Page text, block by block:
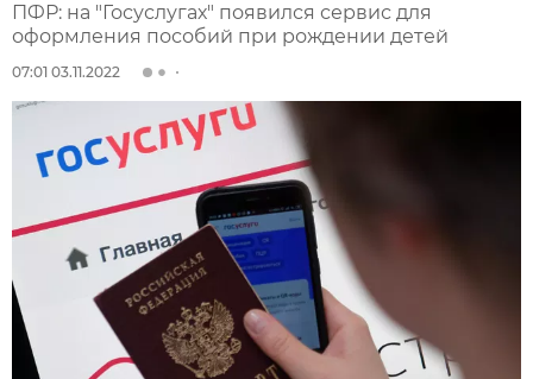
ПФР: на "Госуслугах" появился сервис для
оформления пособий при рождении детей
07:01 03.11.2022